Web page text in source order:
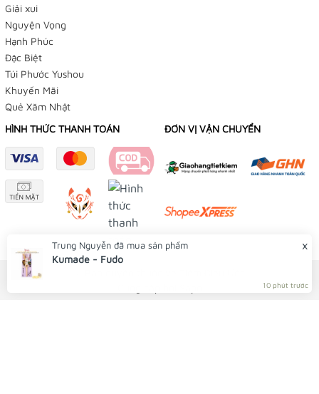
179/12 Trần Văn Khéo, P. Cái Khế, Q Ninh Kiều, TP
Cần Thơ
Facebook:
👉Omamori Tiệm Điều Ước
👉Yushou 御守
👉Phụ Kiện Bạch Dương
Instagram:
Tiệm Điều Ước
Yushou 御守
Youtube:
Giải xui
Nguyện Vọng
Hạnh Phúc
Đặc Biệt
Túi Phước Yushou
Khuyến Mãi
Quẻ Xăm Nhật
HÌNH THỨC THANH TOÁN ĐƠN VỊ VẬN CHUYỂN
x
Trung Nguyễn đã mua sản phẩm
Kumade - Fudo
10 phút trước